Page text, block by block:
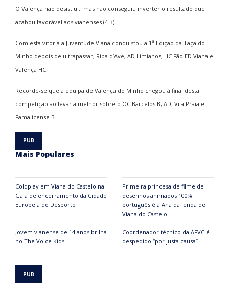
O Valença não desistiu… mas não conseguiu inverter o resultado que
acabou favorável aos vianenses (4-3).
Com esta vitória a Juventude Viana conquistou a 1ª Edição da Taça do
Minho depois de ultrapassar, Riba d’Ave, AD Limianos, HC Fão ED Viana e
Valença HC.
Recorde-se que a equipa de Valença do Minho chegou à final desta
competição ao levar a melhor sobre o OC Barcelos B, ADJ Vila Praia e
Famalicense B.
Mais Populares
Coldplay em Viana do Castelo na
Gala de encerramento da Cidade
Europeia do Desporto
Primeira princesa de filme de
desenhos animados 100%
português é a Ana da lenda de
Viana do Castelo
Jovem vianense de 14 anos brilha
no The Voice Kids
Coordenador técnico da AFVC é
despedido “por justa causa”